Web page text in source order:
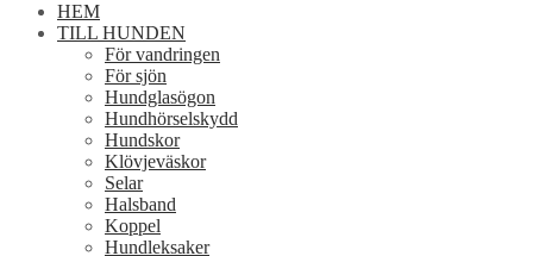
HEM
TILL HUNDEN
För vandringen
För sjön
Hundglasögon
Hundhörselskydd
Hundskor
Klövjeväskor
Selar
Halsband
Koppel
Hundleksaker